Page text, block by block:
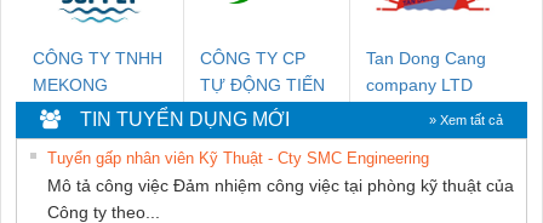
CÔNG TY TNHH
MEKONG
MARINE SUPPLY
CÔNG TY CP
TỰ ĐỘNG TIẾN
HƯNG
Tan Dong Cang
company LTD
TIN TUYỂN DỤNG MỚI » Xem tất cả
Tuyển gấp nhân viên Kỹ Thuật - Cty SMC Engineering
Mô tả công việc Đảm nhiệm công việc tại phòng kỹ thuật của
Công ty theo...